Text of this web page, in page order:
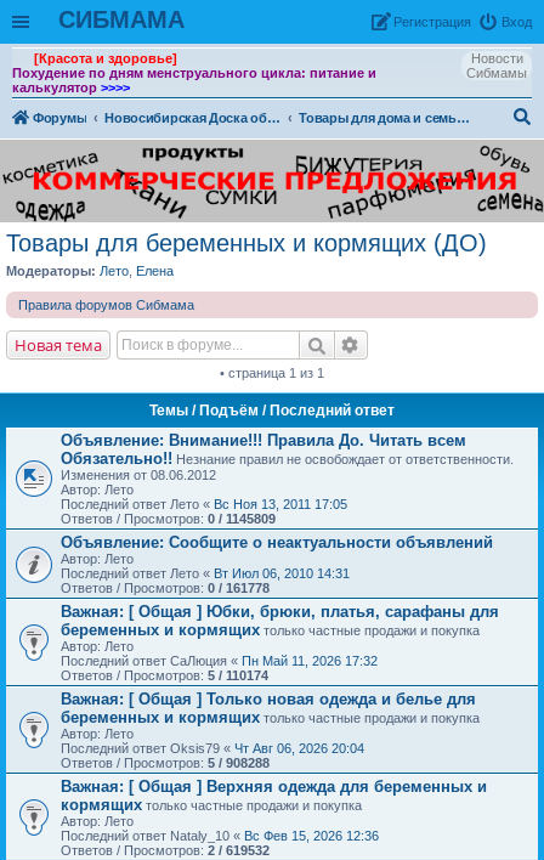
СИБМАМА Вход
Рeгиcтpaция
Новости
Сибмамы
[Красота и здоровье]
Похудение по дням менструального цикла: питание и
калькулятор >>>>
Форумы Новосибирская Доска объявлений
Товары для дома и семьи. (ДО)
ск
Товары для беременных и кормящих (ДО)
Модераторы: Лето Елена
Правила форумов Сибмама
Новая тема
• страница 1 из 1
Темы / Подъём / Последний ответ
Объявление: Внимание!!! Правила До. Читать всем
Обязательно!! Незнание правил не освобождает от ответственности.
Изменения от 08.06.2012
Автор: Лето
Последний ответ Лето « Вс Ноя 13, 2011 17:05
Ответов / Просмотров: 0 / 1145809
Объявление: Сообщите о неактуальности объявлений
Автор: Лето
Последний ответ Лето « Вт Июл 06, 2010 14:31
Ответов / Просмотров: 0 / 161778
Важная: [ Общая ] Юбки, брюки, платья, сарафаны для
беременных и кормящих только частные продажи и покупка
Автор: Лето
Последний ответ СаЛюция « Пн Май 11, 2026 17:32
Ответов / Просмотров: 5 / 110174
Важная: [ Общая ] Только новая одежда и белье для
беременных и кормящих только частные продажи и покупка
Автор: Лето
Последний ответ Oksis79 « Чт Авг 06, 2026 20:04
Ответов / Просмотров: 5 / 908288
Важная: [ Общая ] Верхняя одежда для беременных и
кормящих только частные продажи и покупка
Автор: Лето
Последний ответ Nataly_10 « Вс Фев 15, 2026 12:36
Ответов / Просмотров: 2 / 619532